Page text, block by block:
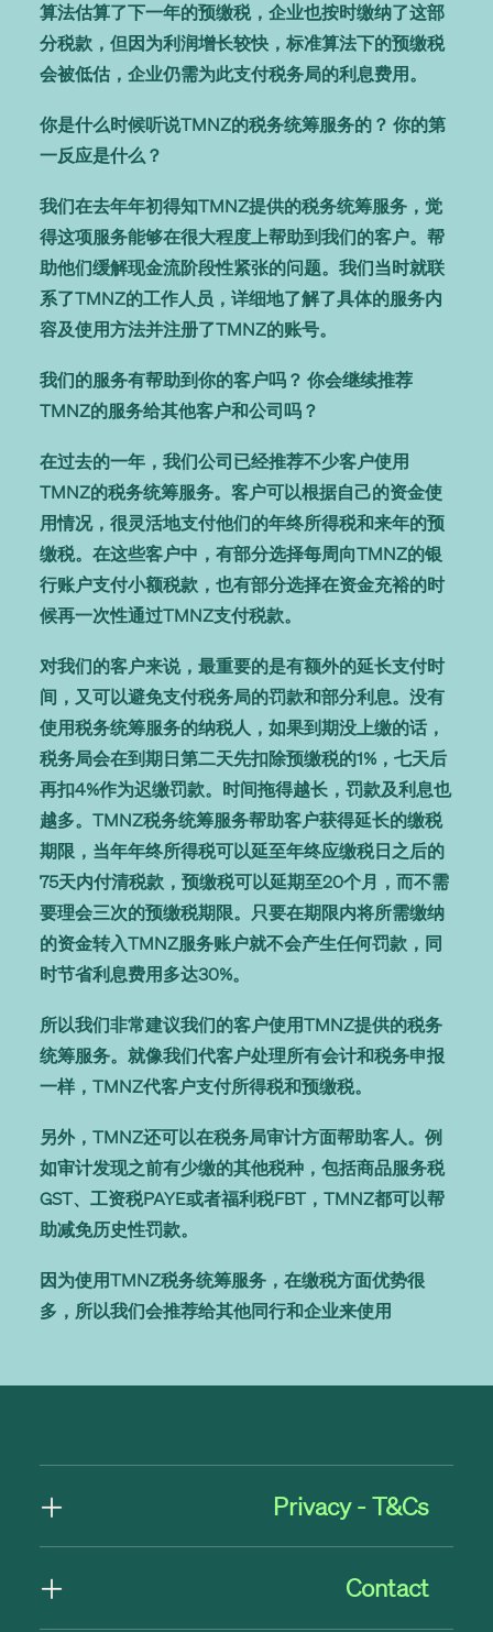
算法估算了下一年的预缴税，企业也按时缴纳了这部
分税款，但因为利润增长较快，标准算法下的预缴税
会被低估，企业仍需为此支付税务局的利息费用。
你是什么时候听说TMNZ的税务统筹服务的？ 你的第
一反应是什么？
我们在去年年初得知TMNZ提供的税务统筹服务，觉
得这项服务能够在很大程度上帮助到我们的客户。帮
助他们缓解现金流阶段性紧张的问题。我们当时就联
系了TMNZ的工作人员，详细地了解了具体的服务内
容及使用方法并注册了TMNZ的账号。
我们的服务有帮助到你的客户吗？ 你会继续推荐
TMNZ的服务给其他客户和公司吗？
在过去的一年，我们公司已经推荐不少客户使用
TMNZ的税务统筹服务。客户可以根据自己的资金使
用情况，很灵活地支付他们的年终所得税和来年的预
缴税。在这些客户中，有部分选择每周向TMNZ的银
行账户支付小额税款，也有部分选择在资金充裕的时
候再一次性通过TMNZ支付税款。
对我们的客户来说，最重要的是有额外的延长支付时
间，又可以避免支付税务局的罚款和部分利息。没有
使用税务统筹服务的纳税人，如果到期没上缴的话，
税务局会在到期日第二天先扣除预缴税的1%，七天后
再扣4%作为迟缴罚款。时间拖得越长，罚款及利息也
越多。TMNZ税务统筹服务帮助客户获得延长的缴税
期限，当年年终所得税可以延至年终应缴税日之后的
75天内付清税款，预缴税可以延期至20个月，而不需
要理会三次的预缴税期限。只要在期限内将所需缴纳
的资金转入TMNZ服务账户就不会产生任何罚款，同
时节省利息费用多达30%。
所以我们非常建议我们的客户使用TMNZ提供的税务
统筹服务。就像我们代客户处理所有会计和税务申报
一样，TMNZ代客户支付所得税和预缴税。
另外，TMNZ还可以在税务局审计方面帮助客人。例
如审计发现之前有少缴的其他税种，包括商品服务税
GST、工资税PAYE或者福利税FBT，TMNZ都可以帮
助减免历史性罚款。
因为使用TMNZ税务统筹服务，在缴税方面优势很
多，所以我们会推荐给其他同行和企业来使用
Privacy - T&Cs
Contact